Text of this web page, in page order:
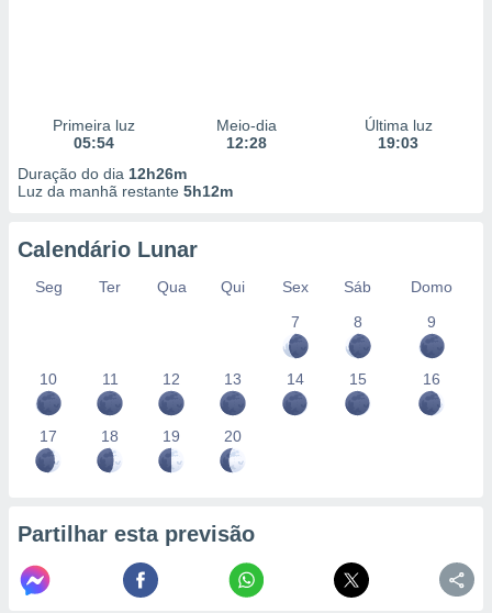
Primeira luz
05:54
Meio-dia
12:28
Última luz
19:03
Duração do dia 12h26m
Luz da manhã restante 5h12m
Calendário Lunar
Seg Ter Qua Qui Sex Sáb
Domo
7
8 9
10 11 12 13 14 15 16
17 18 19 20
Partilhar esta previsão